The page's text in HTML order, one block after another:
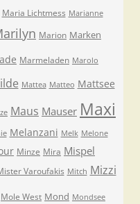
Maria Lichtmess Marianne
Marion Marken
Marmeladen Marolo
Mattea Matteo Mattsee
Maus Mauser Maxi
Melanzani Melk Melone
Minze Mira Mispel
Varoufakis Mitch Mizzi
Mole West Mond Mondsee